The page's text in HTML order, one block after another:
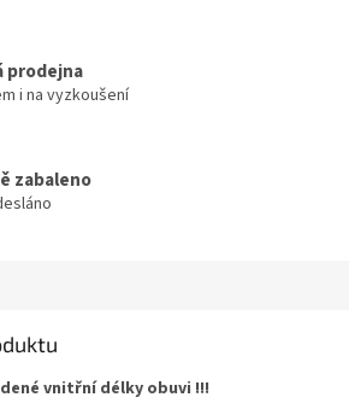
prodejna
i na vyzkoušení
zabaleno
vnitřní délky obuvi !!!